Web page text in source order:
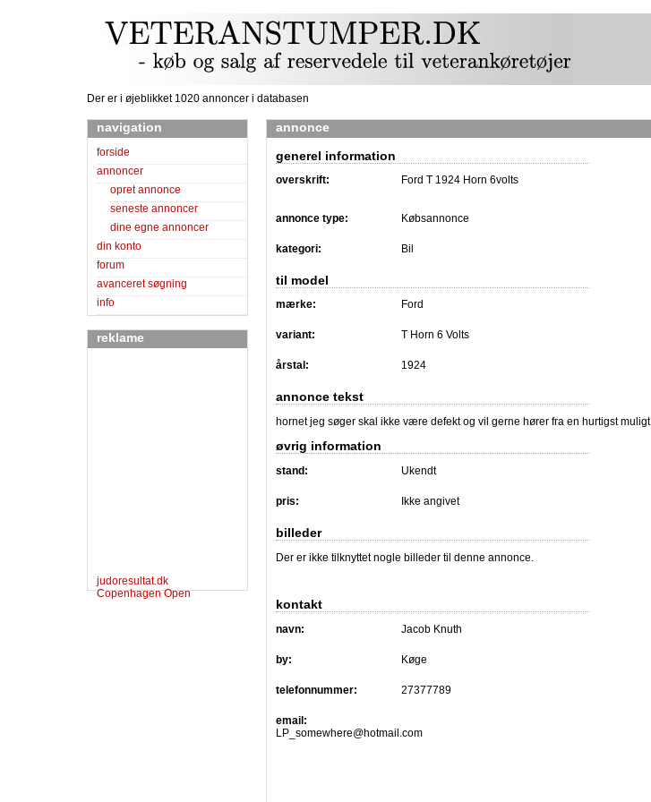
Der er i øjeblikket 1020 annoncer i databasen
navigation
forside
annoncer
opret annonce
seneste annoncer
dine egne annoncer
din konto
forum
avanceret søgning
info
reklame
judoresultat.dk
Copenhagen Open
annonce
generel information
overskrift: Ford T 1924 Horn 6volts
annonce type: Købsannonce
kategori: Bil
til model
mærke: Ford
variant: T Horn 6 Volts
årstal: 1924
annonce tekst
hornet jeg søger skal ikke være defekt og vil gerne hører fra en hurtigst muligt
øvrig information
stand: Ukendt
pris: Ikke angivet
billeder
Der er ikke tilknyttet nogle billeder til denne annonce.
kontakt
navn: Jacob Knuth
by: Køge
telefonnummer: 27377789
email:
LP_somewhere@hotmail.com